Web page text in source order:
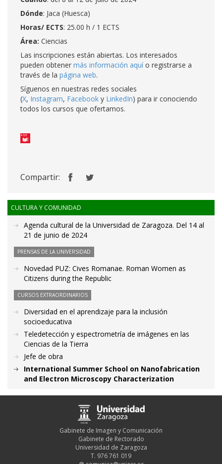
Dónde: Jaca (Huesca)
Horas/ ECTS: 25.00 h / 1 ECTS
Área: Ciencias
Las inscripciones están abiertas. Los interesados
pueden obtener más información aquío registrarse a
través de la página web.
Síguenos en nuestras redes sociales
(X, Instagram, Facebook y LinkedIn) para ir conociendo
todos los cursos que ofertamos.
Compartir:
CULTURA Y COMUNIDAD
Agenda cultural de la Universidad de Zaragoza. Del 14 al
21 de junio de 2024
PRENSAS DE LA UNIVERSIDAD
Novedad PUZ: Cives Romanae. Roman Women as
Citizens during the Republic
CURSOS EXTRAORDINARIOS
Diversidad en el aprendizaje para la inclusión
socioeducativa
Teledetección y espectrometría de imágenes en las
Ciencias de la Tierra
Jefe de obra
International Summer School on Nanofabrication
and Electron Microscopy Characterization
Gabinete de Imagen y Comunicación
Gabinete de Rectorado
Universidad de Zaragoza
T. 976 761 019